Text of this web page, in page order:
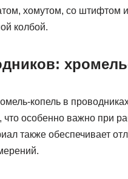
хомутом, со штифтом
колбой.
копель в
что особенно важно при
также обеспечивает